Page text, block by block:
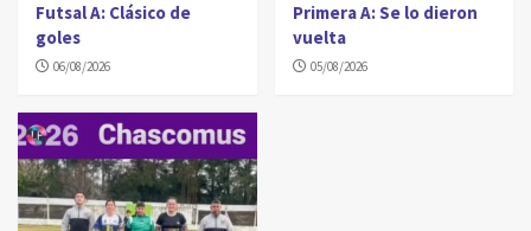
Futsal A: Clásico de
goles
06/08/2026
Primera A: Se lo dieron
vuelta
05/08/2026